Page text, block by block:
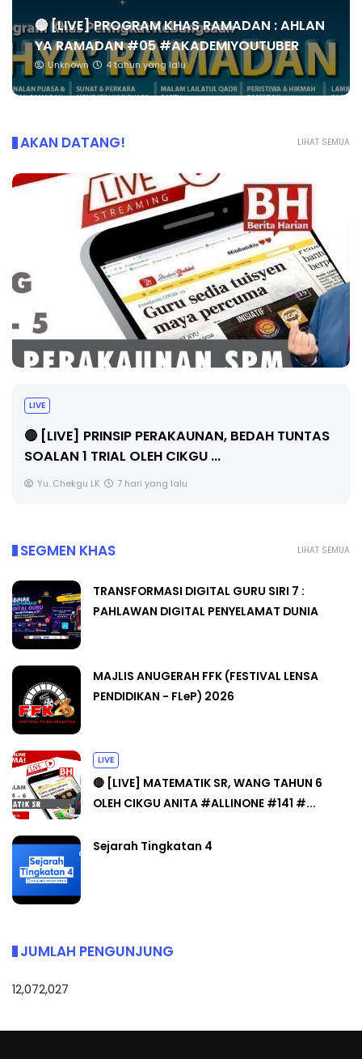
🔴 [LIVE] PROGRAM KHAS RAMADAN : AHLAN
YA RAMADAN #05 #AKADEMIYOUTUBER
Unknown 4 tahun yang lalu
LIHAT SEMUA
AKAN DATANG!
BICARA PROFESIONAL 8 : TIMBALAN KETUA
PENGARAH PENDIDIKAN MALAYSIA
Unknown 9 hari yang lalu
LIHAT SEMUA
SEGMEN KHAS
TRANSFORMASI DIGITAL GURU SIRI 7 :
PAHLAWAN DIGITAL PENYELAMAT DUNIA
MAJLIS ANUGERAH FFK (FESTIVAL LENSA
PENDIDIKAN - FLeP) 2026
LIVE
🔴 [LIVE] MATEMATIK SR, WANG TAHUN 6
OLEH CIKGU ANITA #ALLINONE #141 #...
Sejarah Tingkatan 4
JUMLAH PENGUNJUNG
12,072,027